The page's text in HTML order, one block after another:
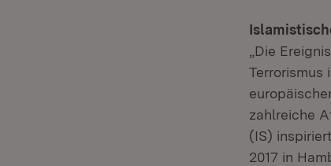
„Die
Terrorismus
zahlreiche
(IS)
2017 in